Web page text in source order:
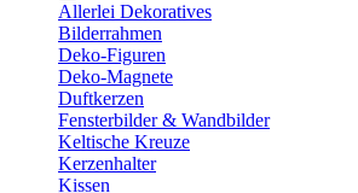
Allerlei Dekoratives
Bilderrahmen
Deko-Figuren
Deko-Magnete
Duftkerzen
Fensterbilder & Wandbilder
Keltische Kreuze
Kerzenhalter
Kissen